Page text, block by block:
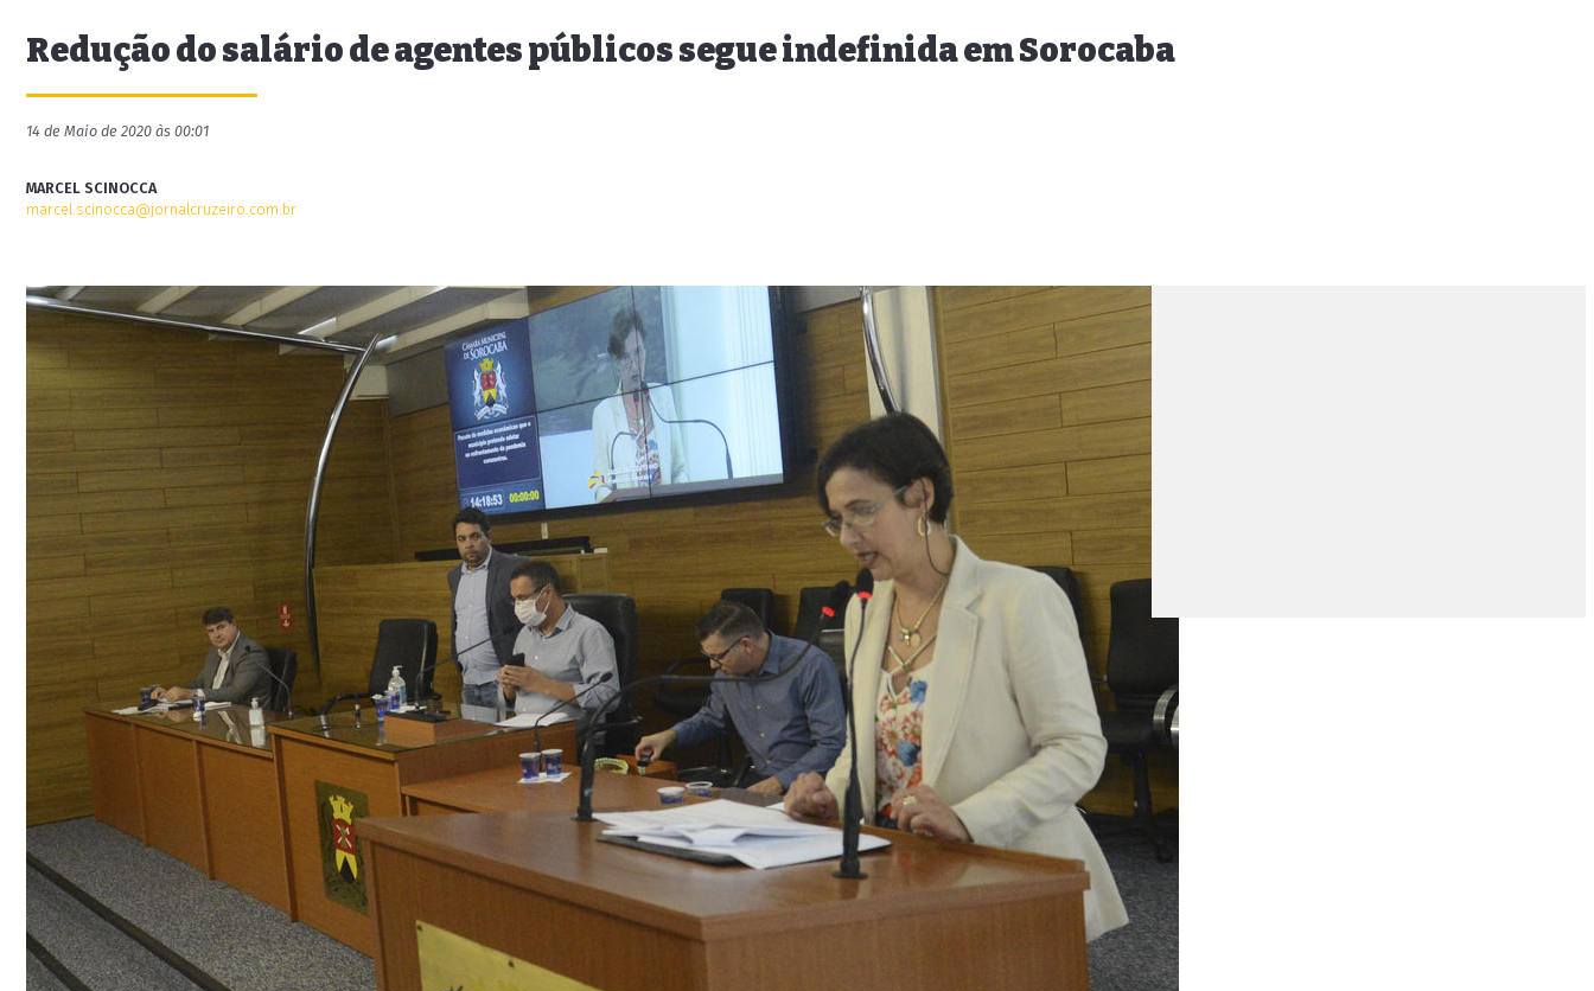
Redução do salário de agentes públicos segue indefinida em Sorocaba
14 de Maio de 2020 às 00:01
MARCEL SCINOCCA
marcel.scinocca@jornalcruzeiro.com.br